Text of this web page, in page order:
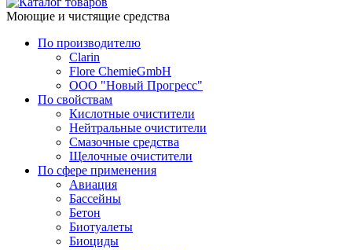
Моющие и чистящие средства
По производителю
Clarin
Flore ChemieGmbH
ООО "Новый Прогресс"
По свойствам
Кислотные очистители
Нейтральные очистители
Смазочные средства
Щелочные очистители
По сфере применения
Авиация
Бассейны
Бетон
Биотуалеты
Биоциды